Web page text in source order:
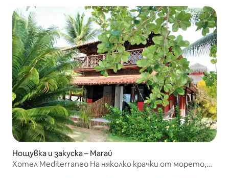
Нощувка и закуска – Maraú
Хотел Mediterraneo На няколко крачки от морето,